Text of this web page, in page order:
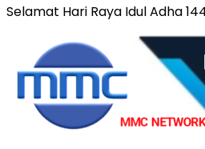
Selamat Hari Raya Idul Adha